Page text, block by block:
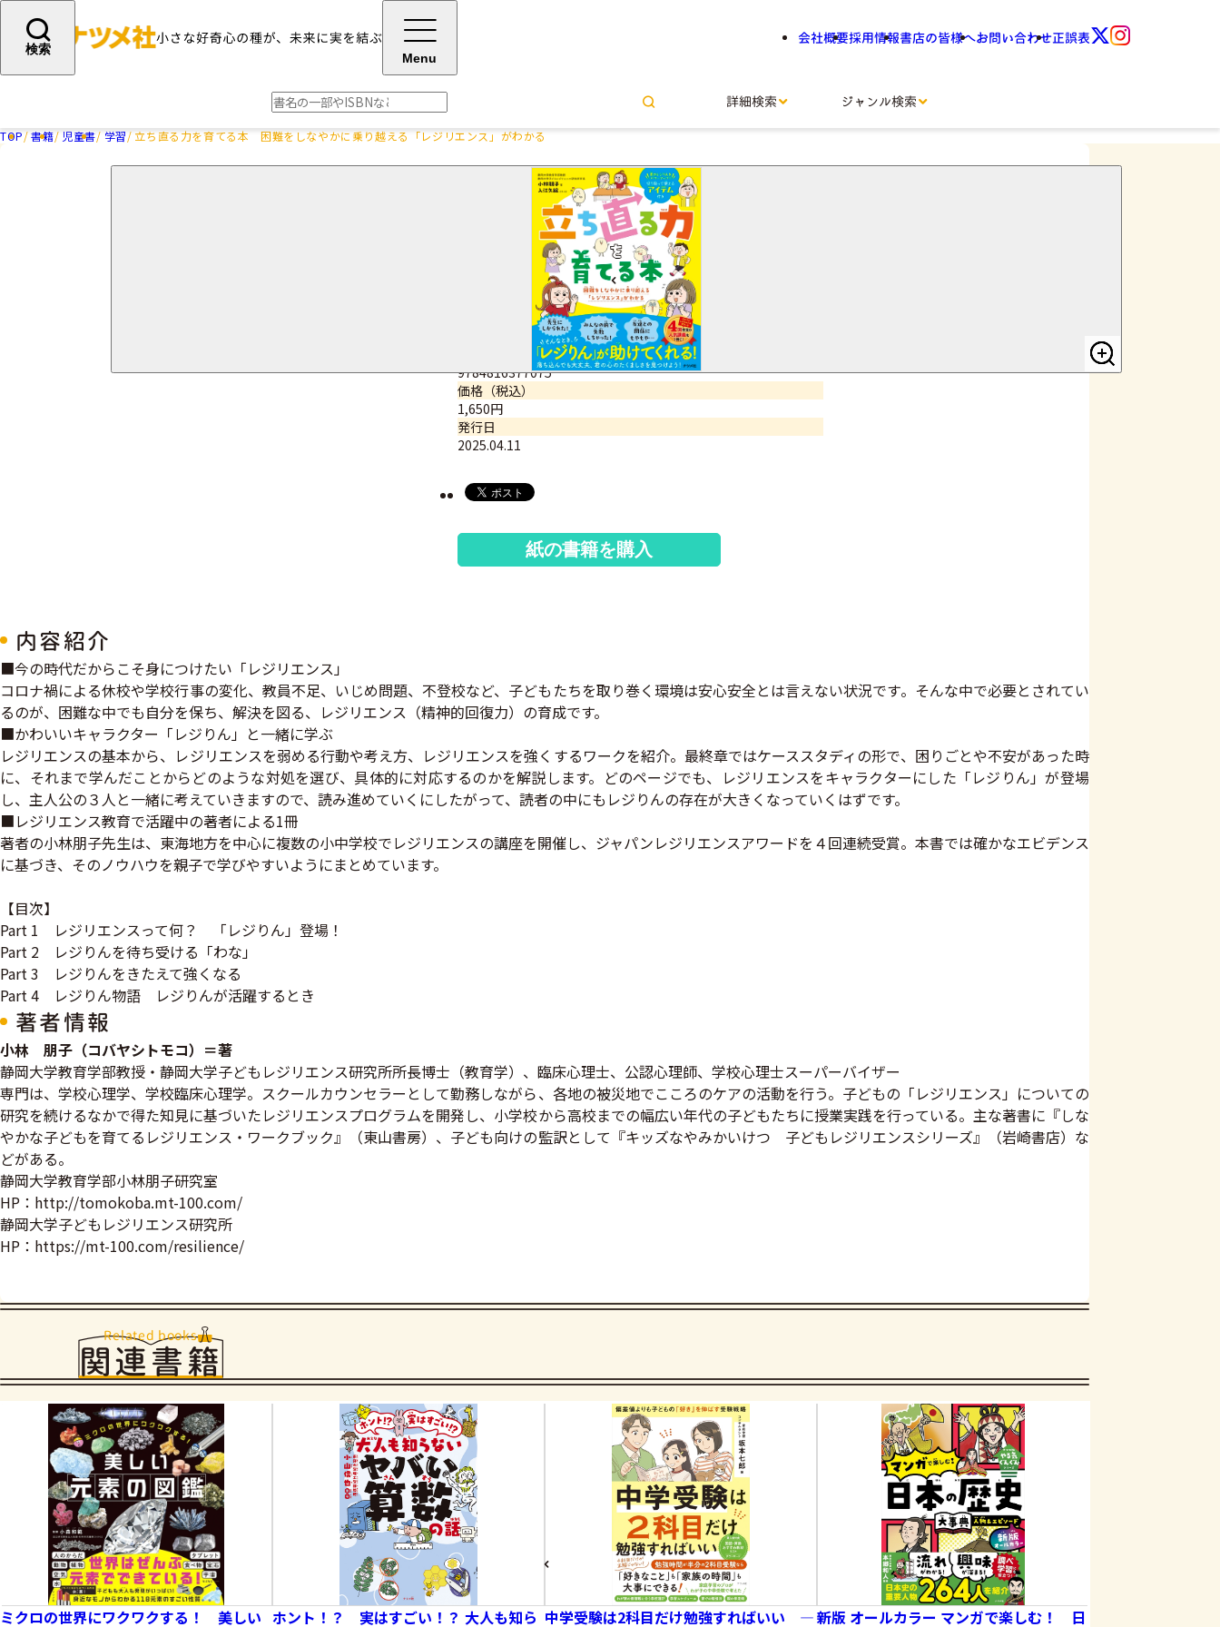
会社概要採用情報書店の皆様へお問い合わせ正誤表
検索
Menu
詳細検索 ジャンル検索
TOP 書籍 児童書 学習 立ち直る力を育てる本 困難をしなやかに乗り越える「レジリエンス」がわかる
立ち直る力を育てる本 困難をしなやかに乗り越える
「レジリエンス」がわかる
小林 朋子＝著
サイズ・ページ数
B5変型判・112ページ
9784816377075
価格（税込）
1,650円
発行日
2025.04.11
紙の書籍を購入
内容紹介
■今の時代だからこそ身につけたい「レジリエンス」
コロナ禍による休校や学校行事の変化、教員不足、いじめ問題、不登校など、子どもたちを取り巻く環境は安心安全とは言えない状況です。そんな中で必要とされてい
るのが、困難な中でも自分を保ち、解決を図る、レジリエンス（精神的回復力）の育成です。
■かわいいキャラクター「レジりん」と一緒に学ぶ
レジリエンスの基本から、レジリエンスを弱める行動や考え方、レジリエンスを強くするワークを紹介。最終章ではケーススタディの形で、困りごとや不安があった時
に、それまで学んだことからどのような対処を選び、具体的に対応するのかを解説します。どのページでも、レジリエンスをキャラクターにした「レジりん」が登場
し、主人公の３人と一緒に考えていきますので、読み進めていくにしたがって、読者の中にもレジりんの存在が大きくなっていくはずです。
■レジリエンス教育で活躍中の著者による1冊
著者の小林朋子先生は、東海地方を中心に複数の小中学校でレジリエンスの講座を開催し、ジャパンレジリエンスアワードを４回連続受賞。本書では確かなエビデンス
に基づき、そのノウハウを親子で学びやすいようにまとめています。
【目次】
Part 1 レジリエンスって何？ 「レジりん」登場！
Part 2 レジりんを待ち受ける「わな」
Part 3 レジりんをきたえて強くなる
Part 4 レジりん物語 レジりんが活躍するとき
著者情報
小林 朋子（コバヤシトモコ）＝著
静岡大学教育学部教授・静岡大学子どもレジリエンス研究所所長博士（教育学）、臨床心理士、公認心理師、学校心理士スーパーバイザー
専門は、学校心理学、学校臨床心理学。スクールカウンセラーとして勤務しながら、各地の被災地でこころのケアの活動を行う。子どもの「レジリエンス」についての
研究を続けるなかで得た知見に基づいたレジリエンスプログラムを開発し、小学校から高校までの幅広い年代の子どもたちに授業実践を行っている。主な著書に『しな
やかな子どもを育てるレジリエンス・ワークブック』（東山書房）、子ども向けの監訳として『キッズなやみかいけつ 子どもレジリエンスシリーズ』（岩崎書店）な
どがある。
静岡大学教育学部小林朋子研究室
HP：http://tomokoba.mt-100.com/
静岡大学子どもレジリエンス研究所
HP：https://mt-100.com/resilience/
Related books
関連書籍
ミクロの世界にワクワクする！ 美しい ホント！？ 実はすごい！？ 大人も知ら 中学受験は2科目だけ勉強すればいい ―新版 オールカラー マンガで楽しむ！ 日